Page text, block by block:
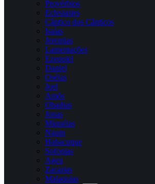
Provérbios
Eclesiastes
Cântico dos Cânticos
Isaías
Jeremias
Lamentações
Ezequiel
Daniel
Oséias
Joel
Amós
Obadias
Jonas
Miquéias
Naum
Habacuque
Sofonias
Ageu
Zacarias
Malaquias